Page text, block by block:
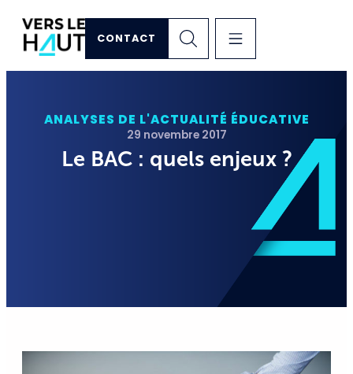
CONTACT
ANALYSES DE L'ACTUALITÉ ÉDUCATIVE
29 novembre 2017
Le BAC : quels enjeux ?